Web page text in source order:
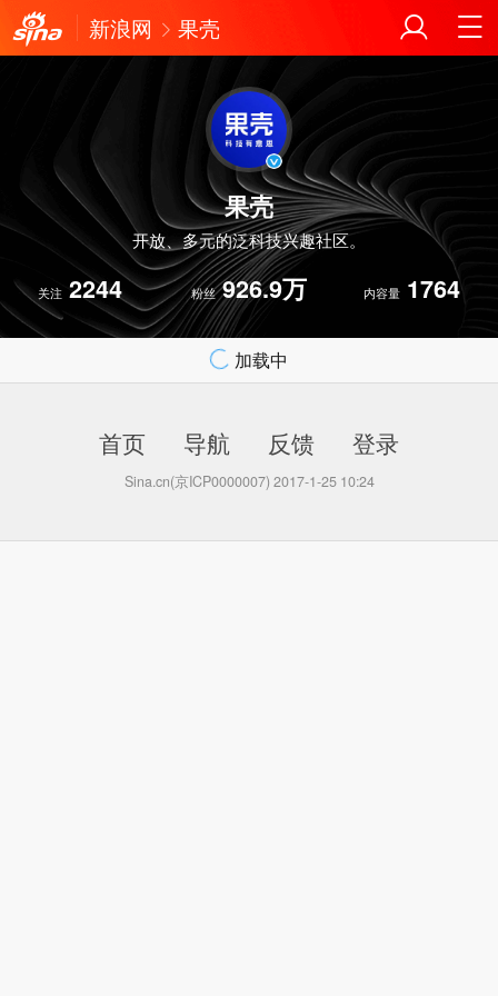
新浪网 果壳
果壳
开放、多元的泛科技兴趣社区。
关注 2244 粉丝 926.9万 内容量 1764
加载中
首页 导航 反馈 登录
Sina.cn(京ICP0000007) 2017-1-25 10:24